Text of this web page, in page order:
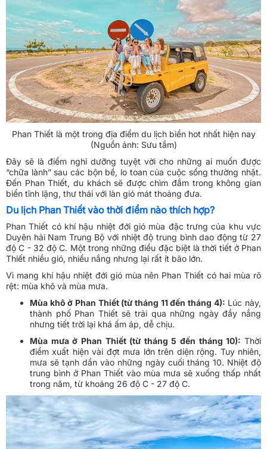
Phan Thiết là một trong địa điểm du lịch biển hot nhất hiện nay
(Nguồn ảnh: Sưu tầm)
Đây sẽ là điểm nghỉ dưỡng tuyệt vời cho những ai muốn được
“chữa lành” sau các bộn bề, lo toan của cuộc sống thường nhật.
Đến Phan Thiết, du khách sẽ được chìm đắm trong không gian
biển tĩnh lặng, thư thái với làn gió mát thoảng đưa.
Du lịch Phan Thiết vào thời điểm nào thích hợp?
Phan Thiết có khí hậu nhiệt đới gió mùa đặc trưng của khu vực
Duyên hải Nam Trung Bộ với nhiệt độ trung bình dao động từ 27
độ C - 32 độ C. Một trong những điều đặc biệt là thời tiết ở Phan
Thiết nhiều gió, nhiều nắng nhưng lại rất ít bão lớn.
Vì mang khí hậu nhiệt đới gió mùa nên Phan Thiết có hai mùa rõ
rệt: mùa khô và mùa mưa.
Mùa khô ở Phan Thiết (từ tháng 11 đến tháng 4): Lúc này,
thành phố Phan Thiết sẽ trải qua những ngày đầy nắng
nhưng tiết trời lại khá ấm áp, dễ chịu.
Mùa mưa ở Phan Thiết (từ tháng 5 đến tháng 10): Thời
điểm xuất hiện vài đợt mưa lớn trên diện rộng. Tuy nhiên,
mưa sẽ tạnh dần vào những ngày cuối tháng 10. Nhiệt độ
trung bình ở Phan Thiết vào mùa mưa sẽ xuống thấp nhất
trong năm, từ khoảng 26 độ C - 27 độ C.